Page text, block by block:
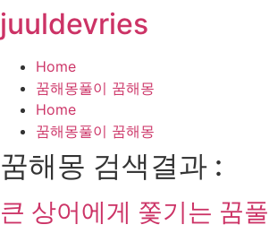
콘
텐
기
juuldevries
Home
꿈해몽풀이 꿈해몽
Home
꿈해몽풀이 꿈해몽
꿈해몽 검색결과 :
큰 상어에게 쫓기는 꿈